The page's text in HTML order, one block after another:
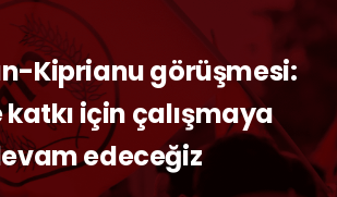
Kiprianu görüşmesi:
katkı için çalışmaya
edeceğiz